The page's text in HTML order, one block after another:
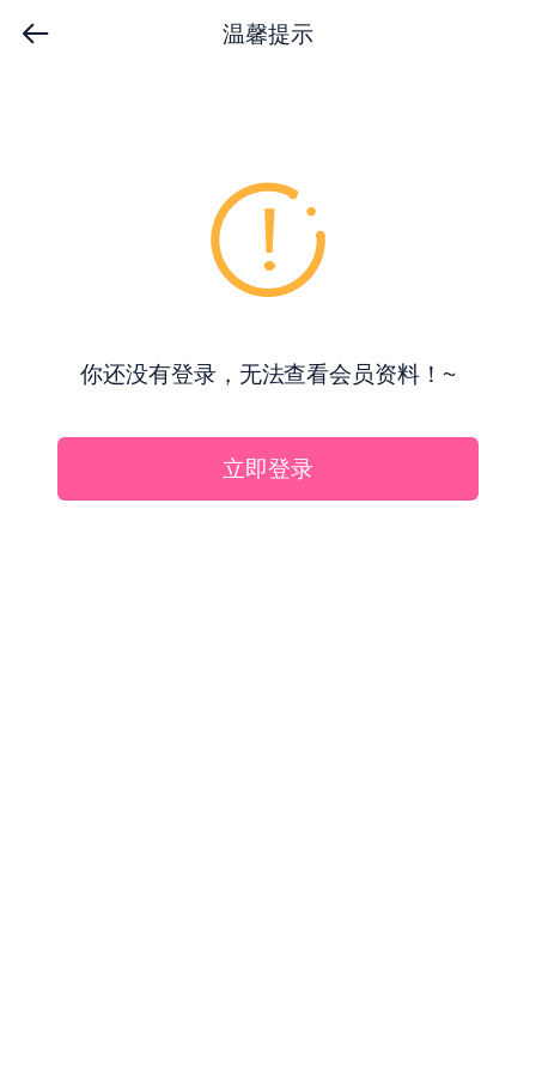
温馨提示
你还没有登录，无法查看会员资料！~
立即登录